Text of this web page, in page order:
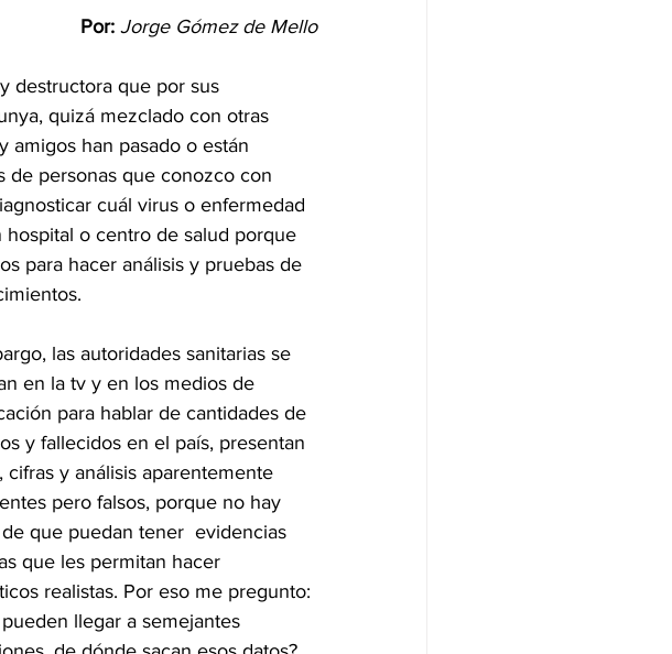
Por: Jorge Gómez de Mello
destructora que por sus
quizá mezclado con otras
amigos han pasado o están
de personas que conozco con
cuál virus o enfermedad
hospital o centro de salud porque
para hacer análisis y pruebas de
las autoridades sanitarias se
en la tv y en los medios de
para hablar de cantidades de
y fallecidos en el país, presentan
cifras y análisis aparentemente
pero falsos, porque no hay
que puedan tener  evidencias
que les permitan hacer
realistas. Por eso me pregunto:
llegar a semejantes